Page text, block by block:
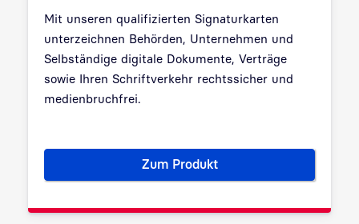
Mit unseren qualifizierten Signaturkarten
unterzeichnen Behörden, Unternehmen und
Selbständige digitale Dokumente, Verträge
sowie Ihren Schriftverkehr rechtssicher und
medienbruchfrei.
Zum ProduktSignaturkarten: Sicherheit für